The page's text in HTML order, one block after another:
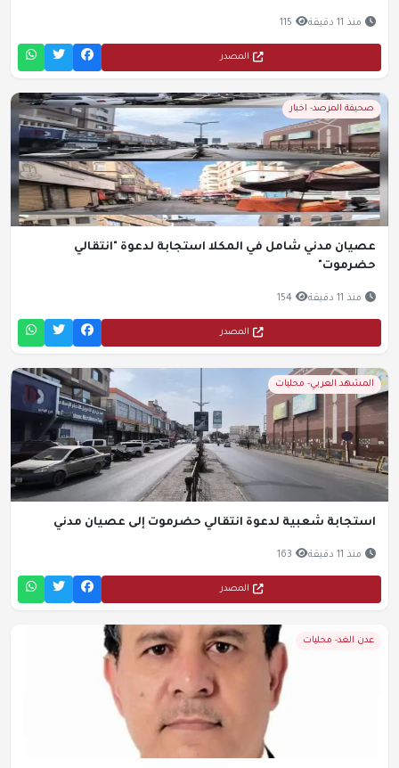
منذ 11 دقيقة 115
المصدر
صحيفة المرصد- اخبار
عصيان مدني شامل في المكلا استجابة لدعوة "انتقالي
حضرموت"
منذ 11 دقيقة 154
المصدر
المشهد العربي- محليات
استجابة شعبية لدعوة انتقالي حضرموت إلى عصيان مدني
منذ 11 دقيقة 163
المصدر
عدن الغد- محليات